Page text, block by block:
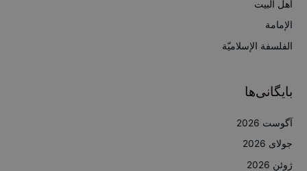
أهل البيت
الإمامة
الفلسفة الإسلاميّة
بایگانی‌ها
آگوست 2026
جولای 2026
ژوئن 2026